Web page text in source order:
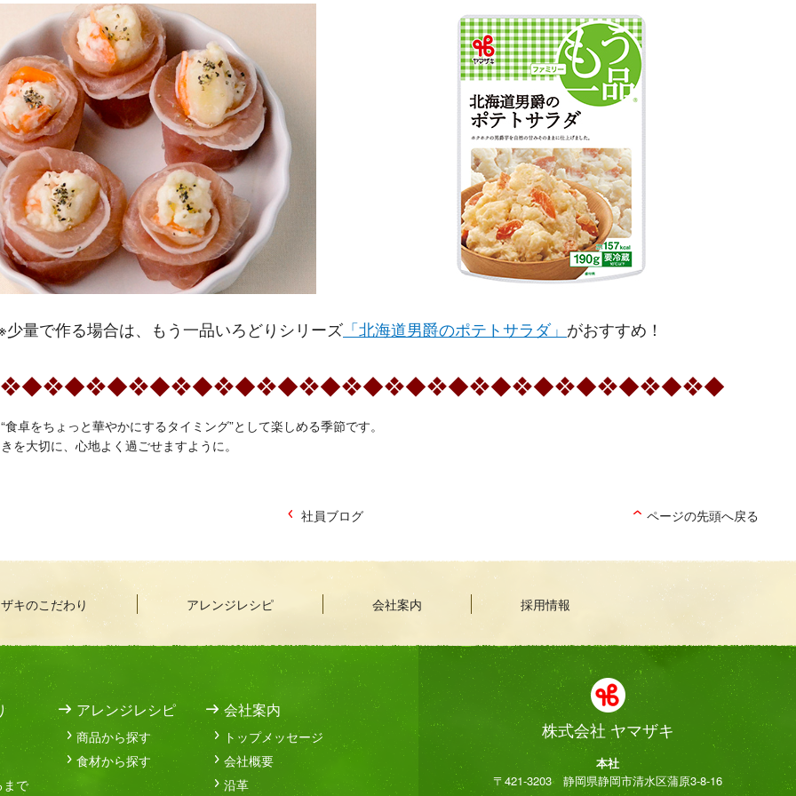
少量で作る場合は、もう一品いろどりシリーズ 「北海道男爵のポテトサラダ」 がおすすめ！
卓をちょっと華やかにするタイミング”として楽しめる季節です。
を大切に、心地よく過ごせますように。
社員ブログ ページの先頭へ戻る
キのこだわり アレンジレシピ 会社案内 採用情報
まで
アレンジレシピ
商品から探す
食材から探す
会社案内
トップメッセージ
会社概要
沿革
株式会社 ヤマザキ
本社
〒421-3203 静岡県静岡市清水区蒲原3-8-16